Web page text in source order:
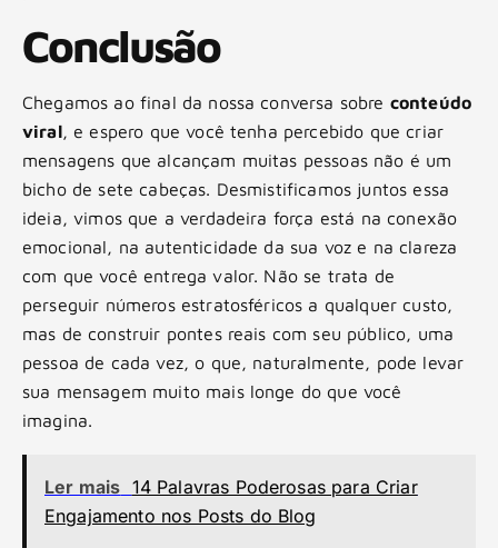
Conclusão
Chegamos ao final da nossa conversa sobre conteúdo
viral, e espero que você tenha percebido que criar
mensagens que alcançam muitas pessoas não é um
bicho de sete cabeças. Desmistificamos juntos essa
ideia, vimos que a verdadeira força está na conexão
emocional, na autenticidade da sua voz e na clareza
com que você entrega valor. Não se trata de
perseguir números estratosféricos a qualquer custo,
mas de construir pontes reais com seu público, uma
pessoa de cada vez, o que, naturalmente, pode levar
sua mensagem muito mais longe do que você
imagina.
Ler mais 14 Palavras Poderosas para Criar
Engajamento nos Posts do Blog